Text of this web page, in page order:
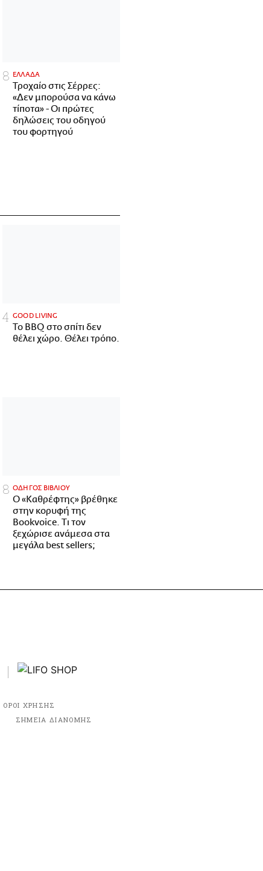
ΕΛΛΑΔΑ
Τροχαίο στις Σέρρες:
«Δεν μπορούσα να κάνω
τίποτα» - Οι πρώτες
δηλώσεις του οδηγού
του φορτηγού
GOOD LIVING
Το BBQ στο σπίτι δεν
θέλει χώρο. Θέλει τρόπο.
ΟΔΗΓΟΣ ΒΙΒΛΙΟΥ
Ο «Καθρέφτης» βρέθηκε
στην κορυφή της
Bookvoice. Τι τον
ξεχώρισε ανάμεσα στα
μεγάλα best sellers;
ΟΡΟΙ ΧΡΗΣΗΣ
ΣΗΜΕΙΑ ΔΙΑΝΟΜΗΣ